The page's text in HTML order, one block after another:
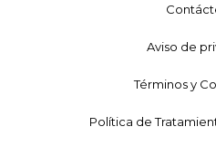
Aviso de
Términos y
Política de